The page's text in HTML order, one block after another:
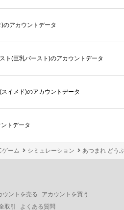
のアカウントデータ
ト(巨乳バースト)のアカウントデータ
イメド)のアカウントデータ
トデータ
ゲーム シミュレーション あつまれ どう
ウントを売る
アカウントを買う
取引 よくある質問